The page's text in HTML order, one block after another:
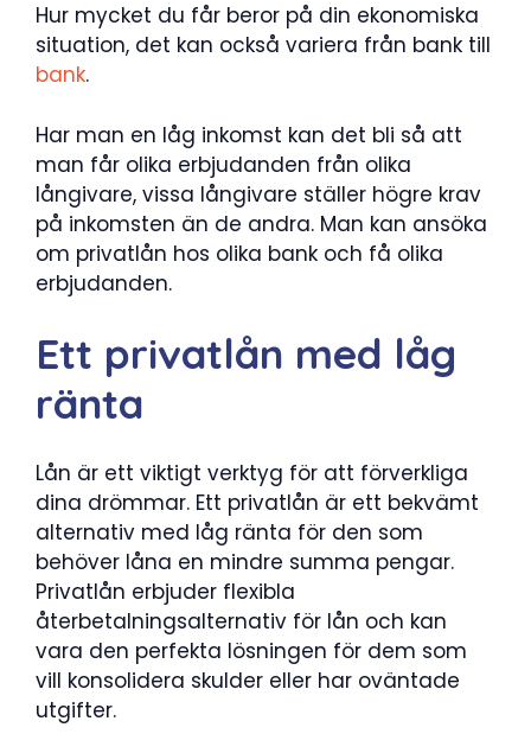
Hur mycket du får beror på din ekonomiska
situation, det kan också variera från bank till
bank.
Har man en låg inkomst kan det bli så att
man får olika erbjudanden från olika
långivare, vissa långivare ställer högre krav
på inkomsten än de andra. Man kan ansöka
om privatlån hos olika bank och få olika
erbjudanden.
Ett privatlån med låg
ränta
Lån är ett viktigt verktyg för att förverkliga
dina drömmar. Ett privatlån är ett bekvämt
alternativ med låg ränta för den som
behöver låna en mindre summa pengar.
Privatlån erbjuder flexibla
återbetalningsalternativ för lån och kan
vara den perfekta lösningen för dem som
vill konsolidera skulder eller har oväntade
utgifter.